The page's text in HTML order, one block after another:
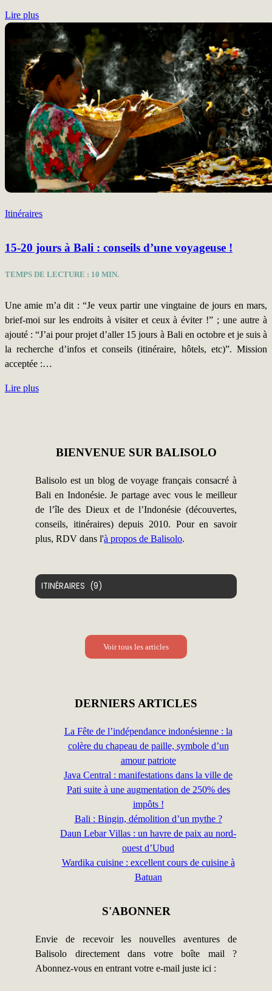
Lire plus
Itinéraires
15-20 jours à Bali : conseils d’une voyageuse !
TEMPS DE LECTURE : 10 MIN.
Une amie m’a dit : “Je veux partir une vingtaine de jours en mars,
brief-moi sur les endroits à visiter et ceux à éviter !” ; une autre à
ajouté : “J’ai pour projet d’aller 15 jours à Bali en octobre et je suis à
la recherche d’infos et conseils (itinéraire, hôtels, etc)”. Mission
acceptée :…
Lire plus
BIENVENUE SUR BALISOLO
Balisolo est un blog de voyage français consacré à
Bali en Indonésie. Je partage avec vous le meilleur
de l’île des Dieux et de l’Indonésie (découvertes,
conseils, itinéraires) depuis 2010. Pour en savoir
plus, RDV dans l'à propos de Balisolo.
Voir tous les articles
DERNIERS ARTICLES
La Fête de l’indépendance indonésienne : la
colère du chapeau de paille, symbole d’un
amour patriote
Java Central : manifestations dans la ville de
Pati suite à une augmentation de 250% des
impôts !
Bali : Bingin, démolition d’un mythe ?
Daun Lebar Villas : un havre de paix au nord-
ouest d’Ubud
Wardika cuisine : excellent cours de cuisine à
Batuan
S'ABONNER
Envie de recevoir les nouvelles aventures de
Balisolo directement dans votre boîte mail ?
Abonnez-vous en entrant votre e-mail juste ici :